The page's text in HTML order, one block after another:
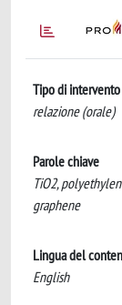
Tipo di intervento
relazione (orale)
Parole chiave
TiO2,
graphene
Lingua del
English